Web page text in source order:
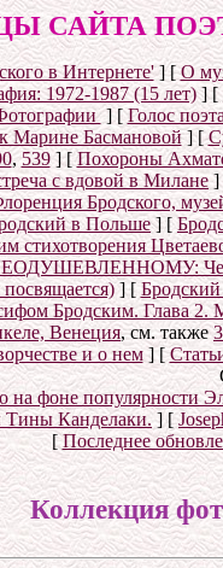
САЙТА
в Интернете'] [О
1972-1987 (15 лет)] [
] [Голос
Марине Басмановой] [
,539] [Похороны
с вдовой в Милане]
Бродского,
в Польше] [
стихотворения
] [ Бродский
Бродским. Глава 2.
Венеция, см. также
и о нем] [
на фоне популярности
Тины Канделаки.] [
[Последнее
Коллекция